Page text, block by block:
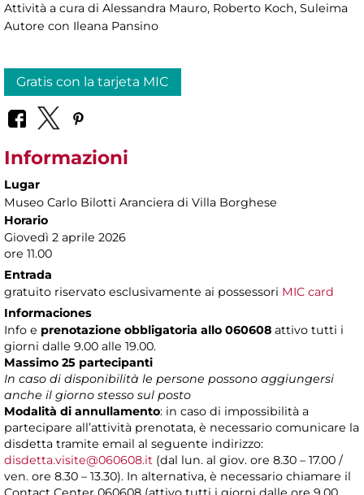
Attività a cura di Alessandra Mauro, Roberto Koch, Suleima
Autore con Ileana Pansino
Gratis con la tarjeta MIC
Informazioni
Lugar
Museo Carlo Bilotti Aranciera di Villa Borghese
Horario
Giovedì 2 aprile 2026
ore 11.00
Entrada
gratuito riservato esclusivamente ai possessori MIC card
Informaciones
Info e prenotazione obbligatoria allo 060608 attivo tutti i
giorni dalle 9.00 alle 19.00.
Massimo 25 partecipanti
In caso di disponibilità le persone possono aggiungersi
anche il giorno stesso sul posto
Modalità di annullamento: in caso di impossibilità a
partecipare all’attività prenotata, è necessario comunicare la
disdetta tramite email al seguente indirizzo:
disdetta.visite@060608.it (dal lun. al giov. ore 8.30 – 17.00 /
ven. ore 8.30 – 13.30). In alternativa, è necessario chiamare il